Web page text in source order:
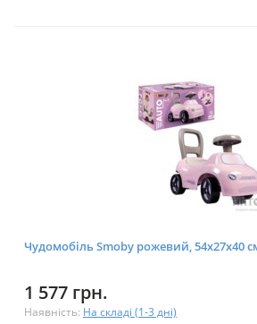
Чудомобіль Smoby рожевий, 54х27х40
1 577 грн.
Наявність: На складі (1-3 дні)